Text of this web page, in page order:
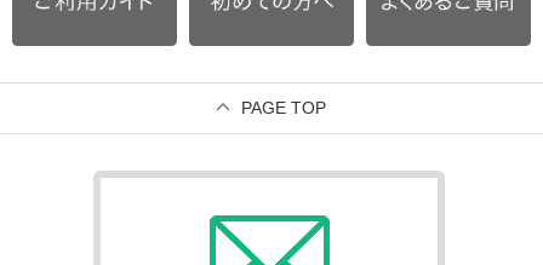
PAGE TOP